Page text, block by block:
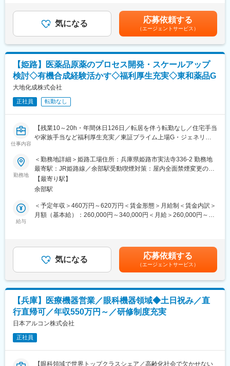
変更の範囲：会社の定める業務
◆医療事務スタッフのマネジメント
受託先医療機関で働くスタッフが安心して働ける環境を整え、現
・面談、部署ミーティング等による適切な人員配置の調整/実行
・労務管理、モチベーション管理、定着率向上施策の実施
・担当案件の売上・コスト管理
・IT・DX活用による人件費最適化や運用改善の検討・提案
◆現場オペレーションの統括
セプト）、電子カルテ管理等）
・トラブル・クレーム発生時のエスカレーション対応
・新規受託案件の立ち上げ支援、プロセス管理
本ポジションは、クライアント対応、病院スタッフのマネジメン
トなど、人とのコミュニケーションが多く発生する業務内容で
って取り組んでおります。ぜひその一員として、私たちと一緒に
取り組んでいただけますと幸いです。を支える、そんな「誇りあ
る仕事」に、ぜひ一緒に挑戦しましょう。
■当社について：
当社は以下領域で全国30,000名以上の社員が活躍しています。
医療事業：受付、会計、診療報酬請求業務等の受託・人材派遣
介護事業：自立支援と地域トータルケアを理念とした施設運営
こども事業：東京都中心に66か所の認可保育園等を運営
通じて上下する可能性があります。月給(月額)は固定手当を含めた
表記です。気になる 応募依頼する
（エージェントサービス）
【姫路】医薬品原薬のプロセス開発・スケールアップ
検討◇有機合成経験活かす◇福利厚生充実◇東和薬品G
大地化成株式会社
正社員 転勤なし
仕事内容
【残業10～20h・年間休日126日／転居を伴う転勤なし／住宅手当
や家族手当など福利厚生充実／東証プライム上場G・ジェネリッ
■業務内容（概要）：
当社製品である原薬（医薬品の有効成分）に関する以下業務を担
当していただきます。
・原薬のプロセス開発、プロセス改良およびスケールアップ検討
・品質向上やコスト改善を目的とした製法改良
・専門知識・技能を活かし、効率的かつ高品質のモノづくりに貢
献
・ラボ～パイロットスケールでの反応条件最適化、工程設計
・スケールアップに伴う安全性評価および工程リスクの抽出と対
策立案
■組織構成：
配属先人数：5名（年齢や性別に関わらず働きやすい職場です）
フラットな組織で自分の意見が出しやすく、離職率は低めです。
■働き方／福利厚生：
・年間休日126日（完全週休二日）、月平均残業10～20時間で働
勤務地
＜勤務地詳細＞姫路工場住所：兵庫県姫路市実法寺336-2 勤務地
最寄駅：JR姫路線／余部駅受動喫煙対策：屋内全面禁煙変更の範
囲：会社の定める事業所
【最寄り駅】
余部駅
給与
＜予定年収＞460万円～620万円＜賃金形態＞月給制＜賃金内訳＞
月額（基本給）：260,000円～340,000円＜月給＞260,000円～
あり、選考を通じて上下する可能性があります。月給(月額)は固定
手当を含めた表記です。
気になる 応募依頼する
（エージェントサービス）
【兵庫】医療機器営業／眼科機器領域◆土日祝み／直
行直帰可／年収550万円～／研修制度充実
日本アルコン株式会社
正社員
【眼科領域で世界トップクラスシェア／高齢化社会で欠かせない